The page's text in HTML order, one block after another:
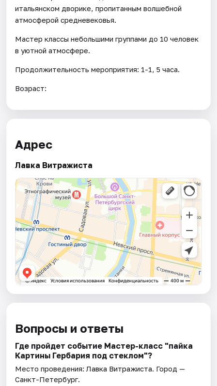
итальянском дворике, пропитанным волшебной
атмосферой средневековья.
Мастер классы небольшими группами до 10 человек
в уютной атмосфере.
Продолжительность мероприятия: 1-1, 5 часа.
Возраст:
Адрес
Лавка Витражиста
Вопросы и ответы
Где пройдет событие Мастер-класс "пайка
Картины Гербария под стеклом"?
Место проведения:Лавка Витражиста. Город —
Санкт-Петербург.